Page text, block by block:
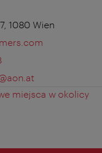
1080 Wien
miejsca w okolicy